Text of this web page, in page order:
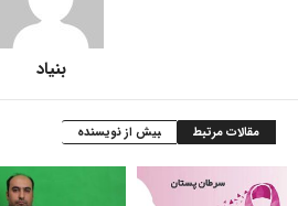
بنیاد
مقالات مرتبط بیش از نویسنده